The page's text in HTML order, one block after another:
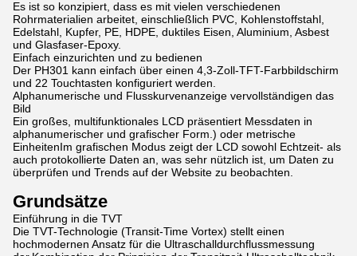
Es ist so konzipiert, dass es mit vielen verschiedenen
Rohrmaterialien arbeitet, einschließlich PVC, Kohlenstoffstahl,
Edelstahl, Kupfer, PE, HDPE, duktiles Eisen, Aluminium, Asbest
und Glasfaser-Epoxy.
Einfach einzurichten und zu bedienen
Der PH301 kann einfach über einen 4,3-Zoll-TFT-Farbbildschirm
und 22 Touchtasten konfiguriert werden.
Alphanumerische und Flusskurvenanzeige vervollständigen das
Bild
Ein großes, multifunktionales LCD präsentiert Messdaten in
alphanumerischer und grafischer Form.) oder metrische
EinheitenIm grafischen Modus zeigt der LCD sowohl Echtzeit- als
auch protokollierte Daten an, was sehr nützlich ist, um Daten zu
überprüfen und Trends auf der Website zu beobachten.
Grundsätze
Einführung in die TVT
Die TVT-Technologie (Transit-Time Vortex) stellt einen
hochmodernen Ansatz für die Ultraschalldurchflussmessung